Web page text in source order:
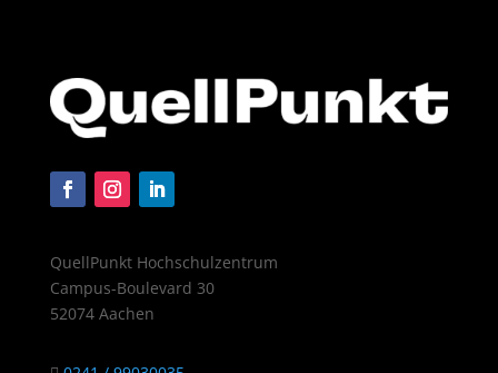
QuellPunkt Hochschulzentrum
Campus-Boulevard 30
52074 Aachen